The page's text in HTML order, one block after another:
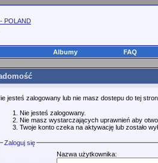
POLAND
Albumy FAQ
jesteś zalogowany lub nie masz dostepu do tej
Nie jesteś zalogowany.
Nie masz wystarczających uprawnień aby
Twoje konto czeka na aktywację lub zostało
Zaloguj się
Nazwa użytkownika: